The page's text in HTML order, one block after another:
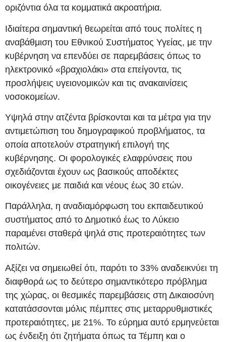
οριζόντια όλα τα κομματικά ακροατήρια.
Ιδιαίτερα σημαντική θεωρείται από τους πολίτες η
αναβάθμιση του Εθνικού Συστήματος Υγείας, με την
κυβέρνηση να επενδύει σε παρεμβάσεις όπως το
ηλεκτρονικό «βραχιολάκι» στα επείγοντα, τις
προσλήψεις υγειονομικών και τις ανακαινίσεις
νοσοκομείων.
Υψηλά στην ατζέντα βρίσκονται και τα μέτρα για την
αντιμετώπιση του δημογραφικού προβλήματος, τα
οποία αποτελούν στρατηγική επιλογή της
κυβέρνησης. Οι φορολογικές ελαφρύνσεις που
σχεδιάζονται έχουν ως βασικούς αποδέκτες
οικογένειες με παιδιά και νέους έως 30 ετών.
Παράλληλα, η αναδιαμόρφωση του εκπαιδευτικού
συστήματος από το Δημοτικό έως το Λύκειο
παραμένει σταθερά ψηλά στις προτεραιότητες των
πολιτών.
Αξίζει να σημειωθεί ότι, παρότι το 33% αναδεικνύει τη
διαφθορά ως το δεύτερο σημαντικότερο πρόβλημα
της χώρας, οι θεσμικές παρεμβάσεις στη Δικαιοσύνη
κατατάσσονται μόλις πέμπτες στις μεταρρυθμιστικές
προτεραιότητες, με 21%. Το εύρημα αυτό ερμηνεύεται
ως ένδειξη ότι ζητήματα όπως τα Τέμπη και ο